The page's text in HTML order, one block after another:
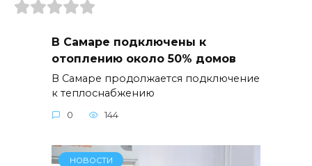
В Самаре подключены к
отоплению около 50% домов
В Самаре продолжается подключение
к теплоснабжению
0 144
НОВОСТИ